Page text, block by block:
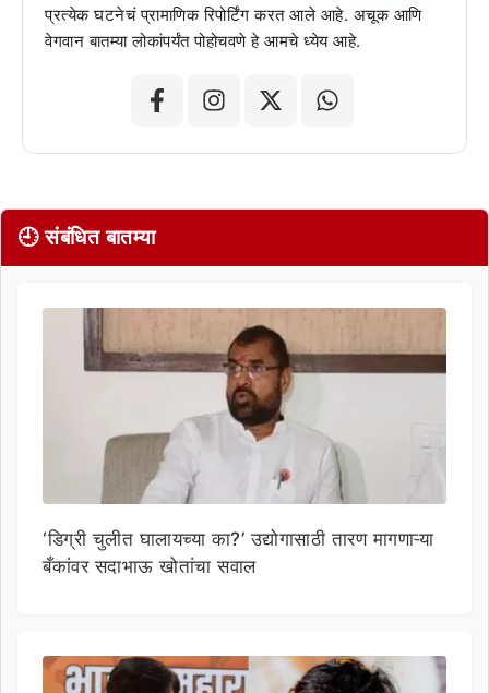
प्रत्येक घटनेचं प्रामाणिक रिपोर्टिंग करत आले आहे. अचूक आणि
वेगवान बातम्या लोकांपर्यंत पोहोचवणे हे आमचे ध्येय आहे.
🕘 संबंधित बातम्या
‘डिग्री चुलीत घालायच्या का?’ उद्योगासाठी तारण मागणाऱ्या
बँकांवर सदाभाऊ खोतांचा सवाल